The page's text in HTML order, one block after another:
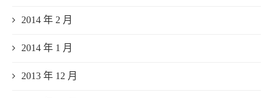
2014 年 2 月
2014 年 1 月
2013 年 12 月